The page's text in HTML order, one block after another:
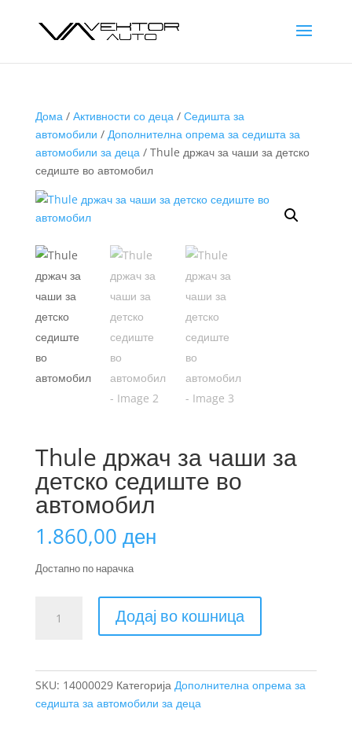
Дома/ Активности со деца/ Седишта за
автомобили / Дополнителна опрема за седишта за
автомобили за деца/ Thule држач за чаши за детско
седиште во автомобил
Thule држач за чаши за
детско седиште во
автомобил
1.860,00 ден
Достапно по нарачка
држач
седиште
Додај во кошница
SKU: 14000029 Категорија Дополнителна опрема за
седишта за автомобили за деца